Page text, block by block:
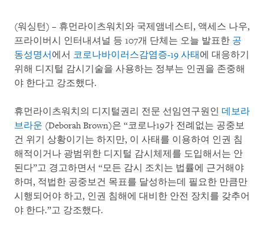
(워싱턴) – 휴먼라이츠워치와 국제앰네스티, 액세스 나우,
프라이버시 인터내셔널 등 107개 단체는 오늘 발표한 공
동성명서 에서 코로나바이러스감염증-19 사태 에 대응하기
위해 디지털 감시기술을 사용하는 정부는 인권을 존중해
야 한다고 강조했다.
휴먼라이츠워치의 디지털권리 전문 선임연구원인 데보라
브라운 (Deborah Brown)은 “코로나19가 전례없는 공중보
건 위기 상황이기는 하지만, 이 사태를 이용하여 인권 침
해적이거나 광범위한 디지털 감시체제를 도입해서는 안
된다”고 경고하면서 “모든 감시 조치는 법률에 근거해야
하며, 적법한 공중보건 목표를 달성하는데 필요한 만큼만
시행되어야 하고, 인권 침해에 대비한 안전 장치를 갖추어
야 한다.”고 강조했다.